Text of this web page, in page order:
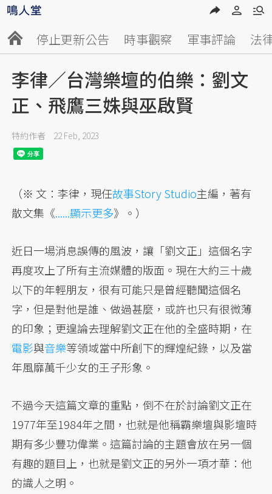
停止更新公告 時事觀察 軍事評論 法
李律／台灣樂壇的伯樂：劉文
正、飛鷹三姝與巫啟賢
特約作者 22 Feb, 2023
（※ 文：李律，現任故事Story Studio主編，著有
散文集《......顯示更多》。）
近日一場消息誤傳的風波，讓「劉文正」這個名字
再度攻上了所有主流媒體的版面。現在大約三十歲
以下的年輕朋友，很有可能只是曾經聽聞這個名
字，但是對他是誰、做過甚麼，或許也只有很微薄
的印象；更遑論去理解劉文正在他的全盛時期，在
電影與音樂等領域當中所創下的輝煌紀錄，以及當
年風靡萬千少女的王子形象。
不過今天這篇文章的重點，倒不在於討論劉文正在
1977年至1984年之間，也就是他稱霸樂壇與影壇時
期有多少豐功偉業。這篇討論的主題會放在另一個
有趣的題目上，也就是劉文正的另外一項才華：他
的識人之明。